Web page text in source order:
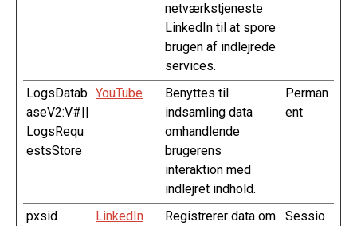
netværkstjeneste
LinkedIn til at spore
brugen af indlejrede
services.
LogsDatab
aseV2:V#||
LogsRequ
estsStore
YouTube
Benyttes til
indsamling data
omhandlende
brugerens
interaktion med
indlejret indhold.
Perman
ent
pxsid LinkedIn
Registrerer data om
Sessio